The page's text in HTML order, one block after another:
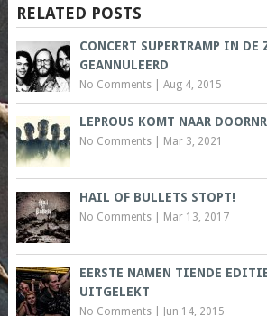
RELATED POSTS
CONCERT SUPERTRAMP IN DE
GEANNULEERD
No Comments| Aug 4, 2015
LEPROUS KOMT NAAR
No Comments| Mar 3, 2021
HAIL OF BULLETS STOPT!
No Comments| Mar 13, 2017
EERSTE NAMEN TIENDE
UITGELEKT
No Comments| Jun 14, 2015